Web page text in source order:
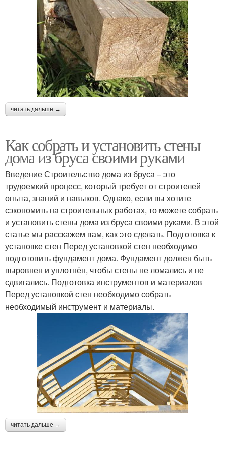
читать дальше →
Как собрать и установить стены
дома из бруса своими руками
Введение Строительство дома из бруса – это
трудоемкий процесс, который требует от строителей
опыта, знаний и навыков. Однако, если вы хотите
сэкономить на строительных работах, то можете собрать
и установить стены дома из бруса своими руками. В этой
статье мы расскажем вам, как это сделать. Подготовка к
установке стен Перед установкой стен необходимо
подготовить фундамент дома. Фундамент должен быть
выровнен и уплотнён, чтобы стены не ломались и не
сдвигались. Подготовка инструментов и материалов
Перед установкой стен необходимо собрать
необходимый инструмент и материалы.
читать дальше →